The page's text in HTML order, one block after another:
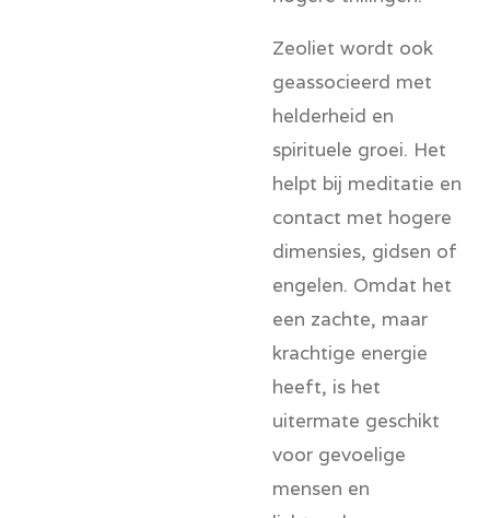
Zeoliet wordt ook
geassocieerd met
helderheid en
spirituele groei. Het
helpt bij meditatie en
contact met hogere
dimensies, gidsen of
engelen. Omdat het
een zachte, maar
krachtige energie
heeft, is het
uitermate geschikt
voor gevoelige
mensen en